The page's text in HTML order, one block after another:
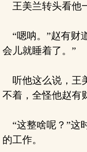
王美兰转头看他
“嗯呐。”赵有财
会儿就睡着了。”
听他这么说，王
不着，全怪他赵有
“这整啥呢？”这
的工作。